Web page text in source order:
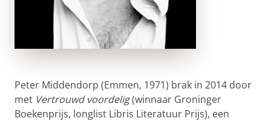
Peter Middendorp (Emmen, 1971) brak in 2014 door
met Vertrouwd voordelig(winnaar Groninger
Boekenprijs, longlist Libris Literatuur Prijs), een